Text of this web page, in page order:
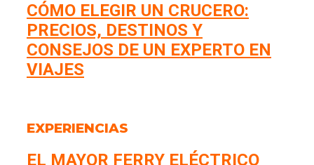
CÓMO ELEGIR UN CRUCERO:
PRECIOS, DESTINOS Y
CONSEJOS DE UN EXPERTO EN
VIAJES
EXPERIENCIAS
EL MAYOR FERRY ELÉCTRICO